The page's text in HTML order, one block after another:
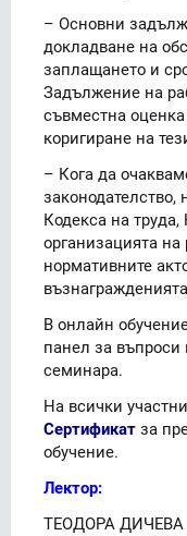
– Основни
докладване на
заплащането и
Задължение на
съвместна
коригиране на
– Кога да
Кодекса на труда,
организацията на
нормативните
В онлайн
панел за въпроси
семинара.
На всички
Сертификат за
обучение.
Лектор:
ТЕОДОРА ДИЧЕВА